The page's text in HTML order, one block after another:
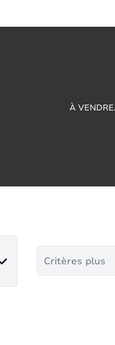
À VENDRE
Critères plus